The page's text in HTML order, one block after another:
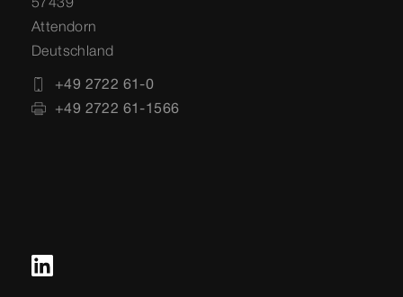
Attendorn
Deutschland
+49 2722 61-0
+49 2722 61-1566